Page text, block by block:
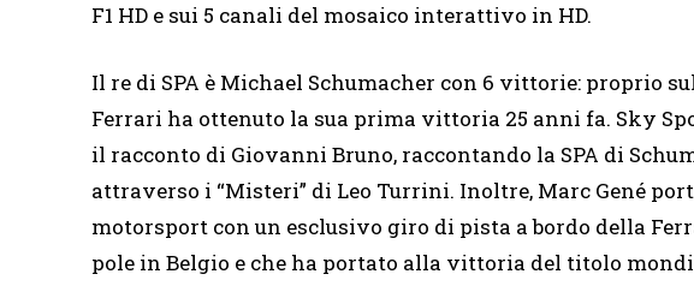
F1 HD e sui 5 canali del mosaico interattivo in HD.
Il re di SPA è Michael Schumacher con 6 vittorie: proprio
Ferrari ha ottenuto la sua prima vittoria 25 anni fa. Sky
il racconto di Giovanni Bruno, raccontando la SPA di
attraverso i “Misteri” di Leo Turrini. Inoltre, Marc Gené
motorsport con un esclusivo giro di pista a bordo della
pole in Belgio e che ha portato alla vittoria del titolo